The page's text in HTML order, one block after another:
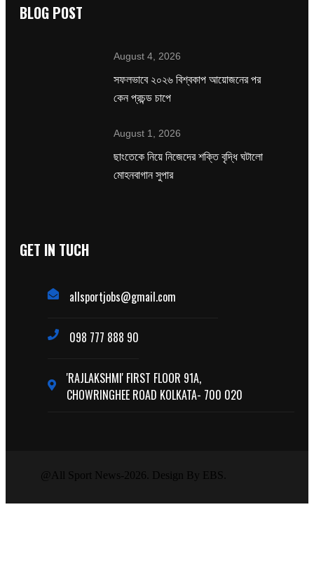
BLOG POST
August 4, 2026
সফলভাবে ২০২৬ বিশ্বকাপ আয়োজনের পর
কেন প্রচন্ড চাপে
August 1, 2026
ছাংতেকে নিয়ে নিজেদের শক্তি বৃদ্ধি ঘটালো
মোহনবাগান সুপার
GET IN TUCH
allsportjobs@gmail.com
098 777 888 90
'RAJLAKSHMI' FIRST FLOOR 91A,
CHOWRINGHEE ROAD KOLKATA- 700 020
@All Sport News-2026. Design By EBS.